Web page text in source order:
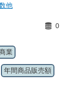
他
0
業
年間商品販売額